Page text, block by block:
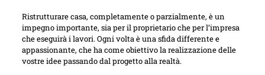
Ristrutturare casa, completamente o parzialmente, è un
impegno importante, sia per il proprietario che per l’impresa
che eseguirà i lavori. Ogni volta è una sfida differente e
appassionante, che ha come obiettivo la realizzazione delle
vostre idee passando dal progetto alla realtà.